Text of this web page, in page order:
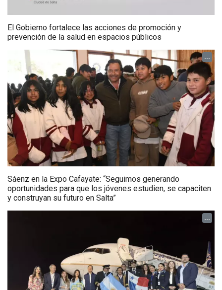
El Gobierno fortalece las acciones de promoción y
prevención de la salud en espacios públicos
...
Sáenz en la Expo Cafayate: “Seguimos generando
oportunidades para que los jóvenes estudien, se capaciten
y construyan su futuro en Salta”
...